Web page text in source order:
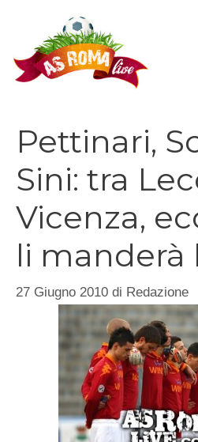
contenuto
Pettinari,
Sini: tra
Vicenza,
li manderà
27 Giugno 2010 di Redazione